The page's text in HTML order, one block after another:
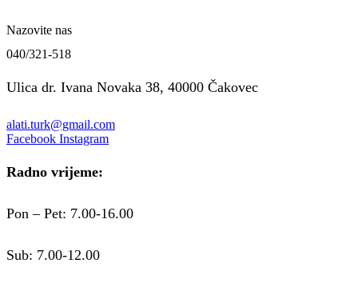
Nazovite nas
040/321-518
Ulica dr. Ivana Novaka 38, 40000 Čakovec
alati.turk@gmail.com
Facebook Instagram
Radno vrijeme:
Pon – Pet: 7.00-16.00
Sub: 7.00-12.00